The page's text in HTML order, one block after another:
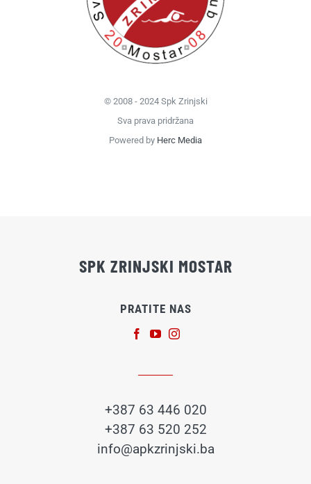
© 2008 - 2024 Spk Zrinjski
Sva prava pridržana
Powered by Herc Media
SPK ZRINJSKI MOSTAR
PRATITE NAS
+387 63 446 020
+387 63 520 252
info@apkzrinjski.ba